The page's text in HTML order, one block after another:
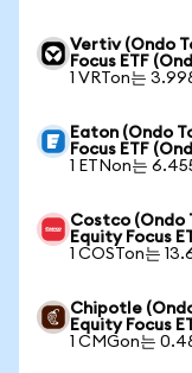
Vertiv (Ondo
Focus ETF
1 VRTon는
Eaton (Ondo
Focus ETF
1 ETNon는
Costco (Ondo
Equity Focus
1 COSTon는
Chipotle
Equity Focus
1 CMGon는